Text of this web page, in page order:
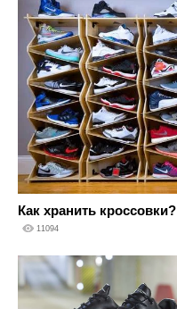
Как хранить кроссовки?
11094